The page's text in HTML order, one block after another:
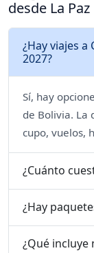
desde La Paz
¿Hay viajes a
2027?
Sí, hay
de Bolivia. La
cupo, vuelos,
¿Cuánto
¿Hay
¿Qué